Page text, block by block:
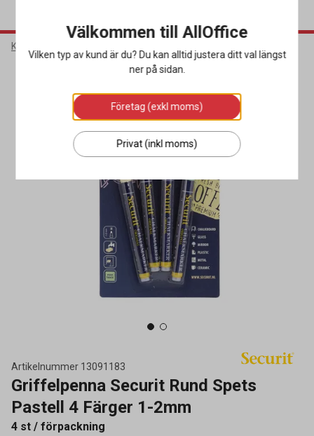
Kontorsmaterial
Artikelnummer 13091183
Griffelpenna Securit Rund Spets
Pastell 4 Färger 1-2mm
4 st / förpackning
Välkommen till AllOffice
Vilken typ av kund är du? Du kan alltid justera ditt val längst
ner på sidan.
Företag (exkl moms)
Privat (inkl moms)